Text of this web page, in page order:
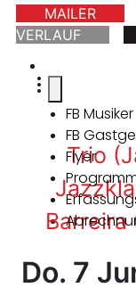
MAILER
VERLAUF
FB Musiker
FB
Flyer
Trio
Do. 7